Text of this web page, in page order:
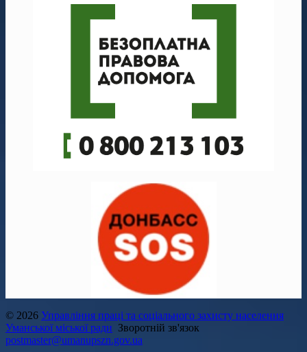
© 2026 Управління праці та соціального захисту населення
Уманської міської ради Зворотній зв'язок
postmaster@umanupszn.gov.ua